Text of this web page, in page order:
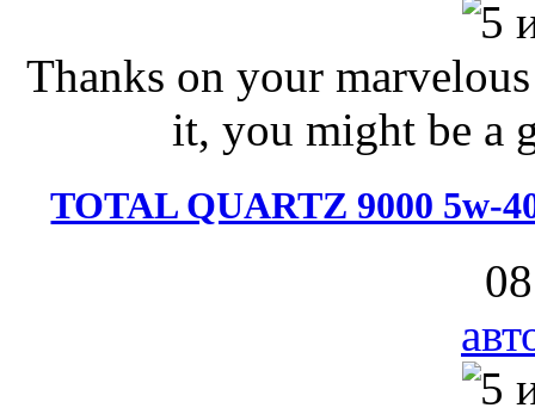
Thanks on your
it, you might be a
TOTAL QUARTZ 9000 5w-